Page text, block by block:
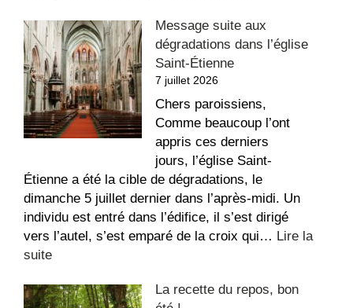
à
louer
Coeur
Message suite aux
dégradations dans l’église
Saint-Étienne
7 juillet 2026
Chers paroissiens,
Comme beaucoup l’ont
appris ces derniers
jours, l’église Saint-
Étienne a été la cible de dégradations, le
dimanche 5 juillet dernier dans l’après-midi. Un
individu est entré dans l’édifice, il s’est dirigé
vers l’autel, s’est emparé de la croix qui… Lire la
suite:
suite
La recette du repos, bon